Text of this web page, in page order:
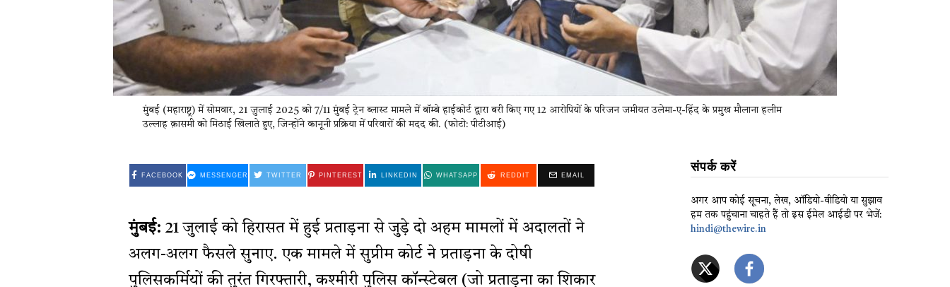
मुंबई (महाराष्ट्र) में सोमवार, 21 जुलाई 2025 को 7/11 मुंबई ट्रेन ब्लास्ट मामले में बॉम्बे हाईकोर्ट द्वारा बरी किए गए 12 आरोपियों के परिजन जमीयत उलेमा-ए-हिंद के प्रमुख मौलाना हलीम
उल्लाह क़ासमी को मिठाई खिलाते हुए, जिन्होंने कानूनी प्रक्रिया में परिवारों की मदद की. (फोटो: पीटीआई)
FACEBOOK MESSENGER TWITTER PINTEREST LINKEDIN WHATSAPP REDDIT EMAIL
मुंबई: 21 जुलाई को हिरासत में हुई प्रताड़ना से जुड़े दो अहम मामलों में अदालतों ने
अलग-अलग फैसले सुनाए. एक मामले में सुप्रीम कोर्ट ने प्रताड़ना के दोषी
पुलिसकर्मियों की तुरंत गिरफ्तारी, कश्मीरी पुलिस कॉन्स्टेबल (जो प्रताड़ना का शिकार
संपर्क करें
अगर आप कोई सूचना, लेख, ऑडियो-वीडियो या सुझाव
हम तक पहुंचाना चाहते हैं तो इस ईमेल आईडी पर भेजें:
hindi@thewire.in